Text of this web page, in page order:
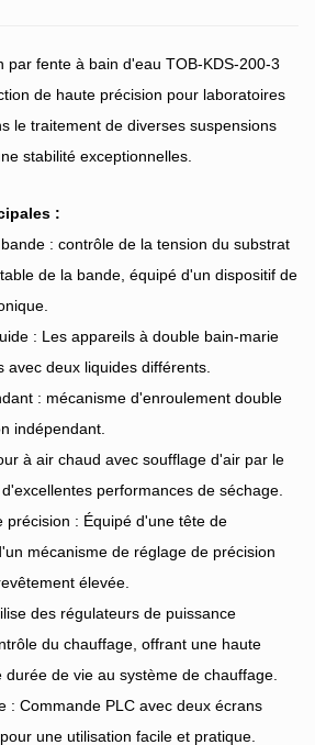
par fente à bain d'eau TOB-KDS-200-3
de haute précision pour laboratoires
le traitement de diverses suspensions
stabilité exceptionnelles.
:
: contrôle de la tension du substrat
de la bande, équipé d'un dispositif de
: Les appareils à double bain-marie
avec deux liquides différents.
: mécanisme d'enroulement double
indépendant.
à air chaud avec soufflage d'air par le
performances de séchage.
précision : Équipé d'une tête de
mécanisme de réglage de précision
élevée.
des régulateurs de puissance
du chauffage, offrant une haute
durée de vie au système de chauffage.
: Commande PLC avec deux écrans
une utilisation facile et pratique.